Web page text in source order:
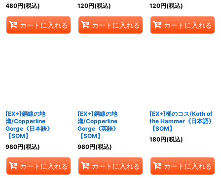
480円(税込)
カートに入れる
120円(税込)
カートに入れる
120円(税込)
カートに入れる
[EX+]銅線の地
溝/Copperline
Gorge《日本語》
【SOM】
980円(税込)
カートに入れる
[EX+]銅線の地
溝/Copperline
Gorge《英語》
【SOM】
980円(税込)
カートに入れる
[EX+]槌のコス/Koth of
the Hammer《日本語》
【SOM】
180円(税込)
カートに入れる